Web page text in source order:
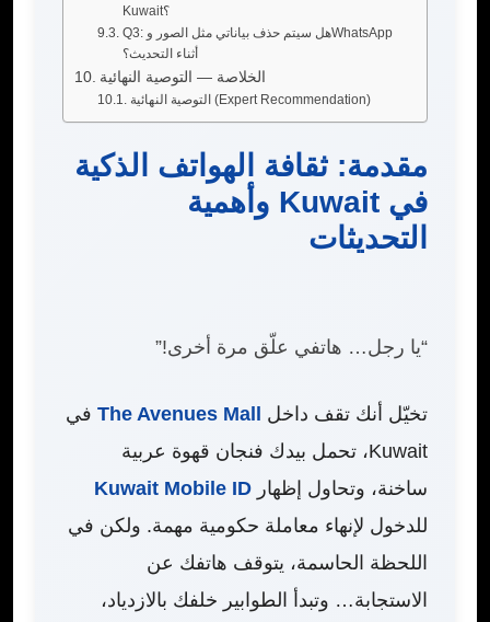
Kuwait؟
Q3: هل سيتم حذف بياناتي مثل الصور وWhatsApp
أثناء التحديث؟
الخلاصة — التوصية النهائية
التوصية النهائية (Expert Recommendation)
مقدمة: ثقافة الهواتف الذكية
في Kuwait وأهمية
التحديثات
“يا رجل… هاتفي علّق مرة أخرى!”
تخيّل أنك تقف داخل The Avenues Mall في
Kuwait، تحمل بيدك فنجان قهوة عربية
ساخنة، وتحاول إظهار Kuwait Mobile ID
للدخول لإنهاء معاملة حكومية مهمة. ولكن في
اللحظة الحاسمة، يتوقف هاتفك عن
الاستجابة… وتبدأ الطوابير خلفك بالازدياد،